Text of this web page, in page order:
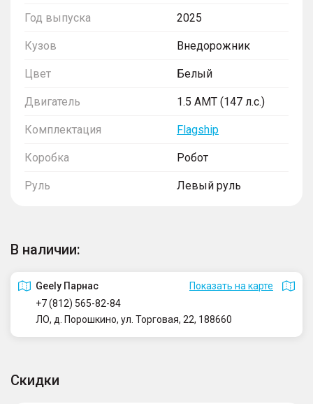
Год выпуска 2025
Кузов Внедорожник
Цвет Белый
Двигатель 1.5 AMT (147 л.с.)
Комплектация Flagship
Коробка Робот
Руль Левый руль
В наличии:
Geely Парнас
Показать на карте
+7 (812) 565-82-84
ЛО, д. Порошкино, ул. Торговая, 22, 188660
Скидки